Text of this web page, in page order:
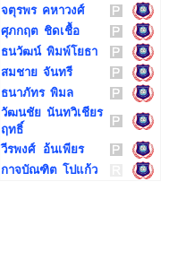
จตุรพร คหาวงศ์
ศุภกฤต ชิดเชื้อ
ธนวัฒน์ พิมพ์โยธา
สมชาย จันทรี
ธนาภัทร พิมล
วัฒนชัย นันทวิเชียร
ฤทธิ์
วีรพงศ์ อ้นเพียร
กาจบัณฑิต โปแก้ว